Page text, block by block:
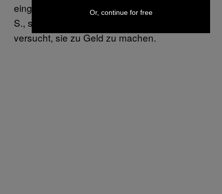
eingezogenen Gegenstände nicht mehr Max
S., sondern dem Freistaat Sachsen, der nun
versucht, sie zu Geld zu machen.
Or, continue for free